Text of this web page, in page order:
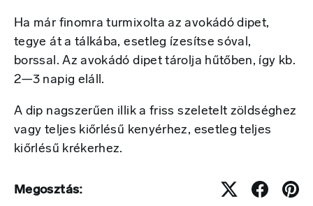
Ha már finomra turmixolta az avokádó dipet,
tegye át a tálkába, esetleg ízesítse sóval,
borssal. Az avokádó dipet tárolja hűtőben, így kb.
2—3 napig eláll.
A dip nagszerűen illik a friss szeletelt zöldséghez
vagy teljes kiőrlésű kenyérhez, esetleg teljes
kiőrlésű krékerhez.
Megosztás: